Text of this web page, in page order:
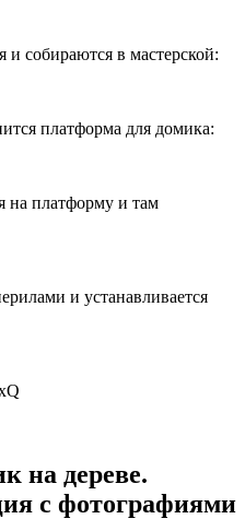
и собираются в мастерской:
платформа для домика:
на платформу и там
и устанавливается
на дереве.
с фотографиями